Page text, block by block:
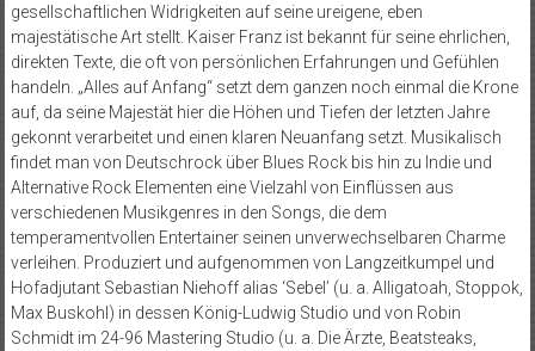
gesellschaftlichen Widrigkeiten auf seine ureigene, eben
majestätische Art stellt. Kaiser Franz ist bekannt für seine ehrlichen,
direkten Texte, die oft von persönlichen Erfahrungen und Gefühlen
handeln. „Alles auf Anfang“ setzt dem ganzen noch einmal die Krone
auf, da seine Majestät hier die Höhen und Tiefen der letzten Jahre
gekonnt verarbeitet und einen klaren Neuanfang setzt. Musikalisch
findet man von Deutschrock über Blues Rock bis hin zu Indie und
Alternative Rock Elementen eine Vielzahl von Einflüssen aus
verschiedenen Musikgenres in den Songs, die dem
temperamentvollen Entertainer seinen unverwechselbaren Charme
verleihen. Produziert und aufgenommen von Langzeitkumpel und
Hofadjutant Sebastian Niehoff alias ‘Sebel’ (u. a. Alligatoah, Stoppok,
Max Buskohl) in dessen König-Ludwig Studio und von Robin
Schmidt im 24-96 Mastering Studio (u. a. Die Ärzte, Beatsteaks,